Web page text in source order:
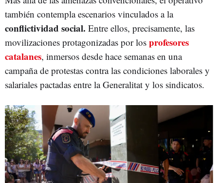
también contempla escenarios vinculados a la
conflictividad social. Entre ellos, precisamente, las
movilizaciones protagonizadas por los profesores
catalanes, inmersos desde hace semanas en una
campaña de protestas contra las condiciones laborales y
salariales pactadas entre la Generalitat y los sindicatos.